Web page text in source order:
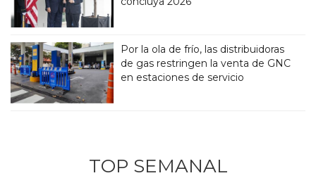
Por la ola de frío, las distribuidoras
de gas restringen la venta de GNC
en estaciones de servicio
TOP SEMANAL